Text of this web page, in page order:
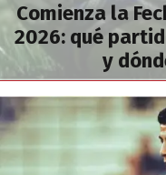
Comienza la
2026: qué
y